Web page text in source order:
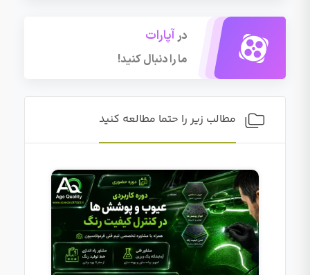
در آپارات
ما را دنبال کنید!
مطالب زیر را حتما مطالعه کنید